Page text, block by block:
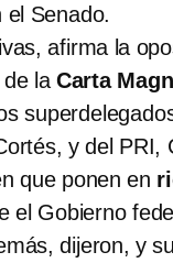
el Senado.
afirma la
la Carta
y del PRI,
que ponen en
el Gobierno
dijeron, y